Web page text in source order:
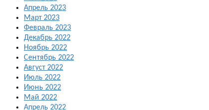
Апрель 2023
Март 2023
Февраль 2023
Декабрь 2022
Ноябрь 2022
Сентябрь 2022
Август 2022
Июль 2022
Июнь 2022
Май 2022
Апрель 2022